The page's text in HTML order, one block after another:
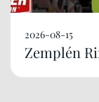
2026-08-15
Zemplén